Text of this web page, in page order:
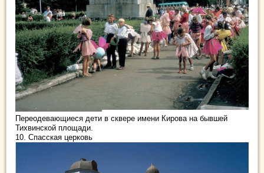
Переодевающиеся дети в сквере имени Кирова на бывшей
Тихвинской площади.
10. Спасская церковь